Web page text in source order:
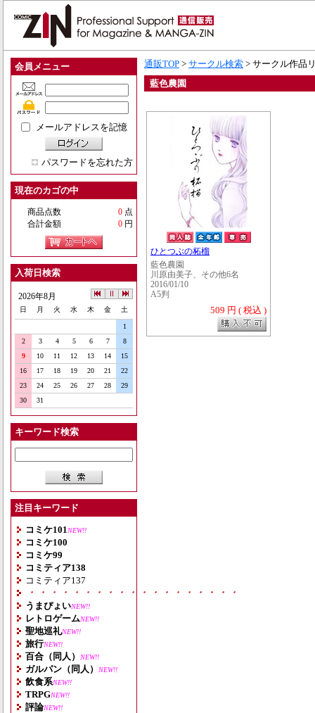
会員メニュー
メールアドレスを記憶
パスワードを忘れた方
現在のカゴの中
商品点数 0 点
合計金額
0 円
入荷日検索
2026年8月
日 月 火 水 木 金 土
1
2
3 4 5 6 7
8
9
10 11 12 13 14
15
16
17 18 19 20 21
22
23
24 25 26 27 28
29
30
31
キーワード検索
注目キーワード
コミケ101 NEW!!
コミケ100
コミケ99
コミティア138
コミティア137
・・・・・・・・・・・・・・・・・・・
うまぴょいNEW!!
レトロゲームNEW!!
聖地巡礼NEW!!
旅行NEW!!
百合（同人） NEW!!
ガルパン（同人） NEW!!
飲食系NEW!!
TRPGNEW!!
評論NEW!!
通販TOP > サークル検索 > サークル作品
藍色農園
ひとつぶの柘榴
藍色農園
川原由美子、その他6名
2016/01/10
A5判
509 円 ( 税込 )